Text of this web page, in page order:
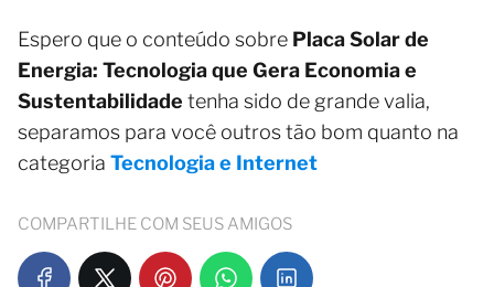
Espero que o conteúdo sobre Placa Solar de
Energia: Tecnologia que Gera Economia e
Sustentabilidade tenha sido de grande valia,
separamos para você outros tão bom quanto na
categoria Tecnologia e Internet
COMPARTILHE COM SEUS AMIGOS